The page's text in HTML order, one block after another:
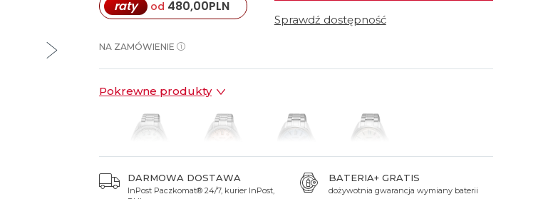
Sterowane radiowo
Sterowane radiowo
Boccia Titanium
Perłowe
Mondaine
Seiko
raty od 480,00PLN
Sprawdź dostępność
NA ZAMÓWIENIE
Pokrewne produkty
DARMOWA DOSTAWA
InPost Paczkomat® 24/7, kurier InPost,
BATERIA+ GRATIS
dożywotnia gwarancja wymiany baterii